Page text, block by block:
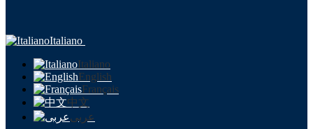
Italiano
Italiano
English
Français
中文
عربى